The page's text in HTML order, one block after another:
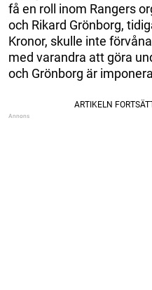
få en roll inom Rangers
och Rikard Grönborg,
Kronor, skulle inte
med varandra att göra
och Grönborg är